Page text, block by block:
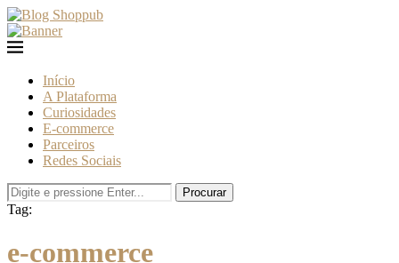
Início
A Plataforma
Curiosidades
E-commerce
Parceiros
Redes Sociais
Procurar
Tag:
e-commerce